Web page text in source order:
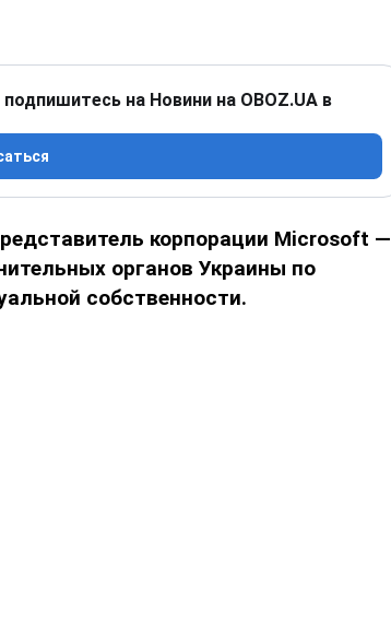
на Новини на OBOZ.UA в
корпорации Microsoft —
органов Украины по
собственности.